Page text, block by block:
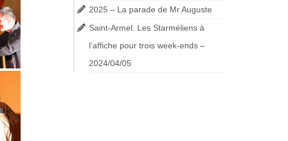
2025 – La parade de Mr Auguste
Saint-Armel. Les Starméliens à
l’affiche pour trois week-ends –
2024/04/05